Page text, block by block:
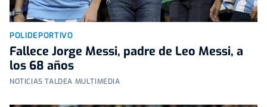
POLIDEPORTIVO
Fallece Jorge Messi, padre de Leo Messi, a
los 68 años
NOTICIAS TALDEA MULTIMEDIA